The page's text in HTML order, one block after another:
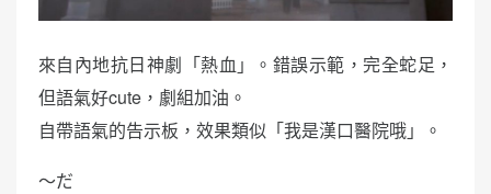
來自內地抗日神劇「熱血」。錯誤示範，完全蛇足，
但語氣好cute，劇組加油。
自帶語氣的告示板，效果類似「我是漢口醫院哦」。
〜だ